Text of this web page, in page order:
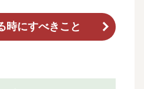
時にすべきこと